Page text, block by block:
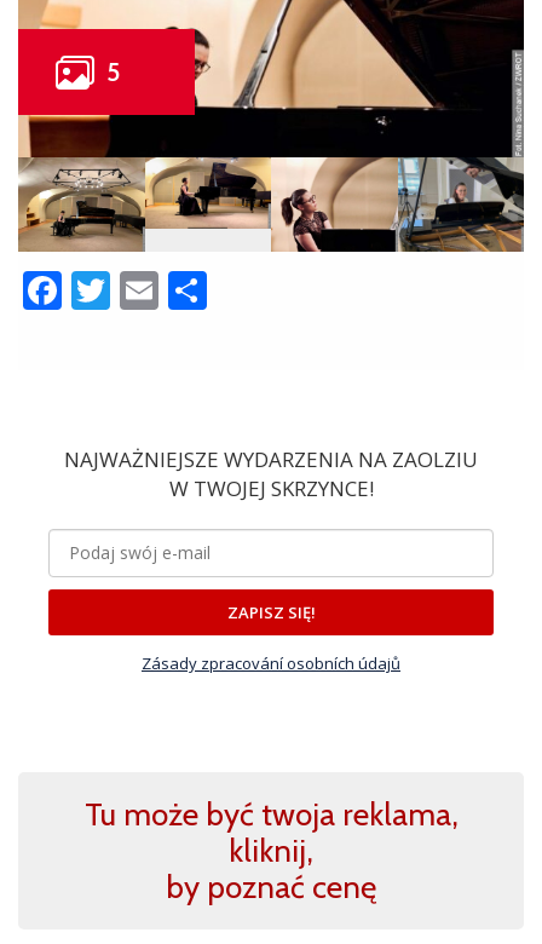
Facebook
Twitter
Email
NAJWAŻNIEJSZE WYDARZENIA NA ZAOLZIU
W TWOJEJ SKRZYNCE!
ZAPISZ SIĘ!
Zásady zpracování osobních údajů
Tu może być twoja reklama,
kliknij,
by poznać cenę